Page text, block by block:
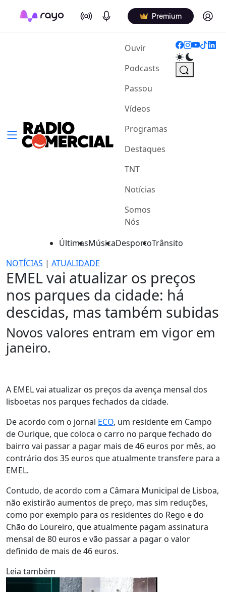
On Air Podcasts Premium Log in
Ouvir(current)
Podcasts
Passou
Vídeos
Programas
Destaques
TNT
Notícias
Somos
Nós
ÚltimasMúsicaDesportoTrânsito
NOTÍCIAS | ATUALIDADE
EMEL vai atualizar os preços
nos parques da cidade: há
descidas, mas também subidas
Novos valores entram em vigor em
janeiro.
A EMEL vai atualizar os preços da avença mensal dos
lisboetas nos parques fechados da cidade.
De acordo com o jornal ECO, um residente em Campo
de Ourique, que coloca o carro no parque fechado do
bairro vai passar a pagar mais de 46 euros por mês, ao
contrário dos 35 euros que atualmente transfere para a
EMEL.
Contudo, de acordo com a Câmara Municipal de Lisboa,
não existirão aumentos de preço, mas sim reduções,
como por exemplo para os residentes do Rego e do
Chão do Loureiro, que atualmente pagam assinatura
mensal de 80 euros e vão passar a pagar o valor
definido de mais de 46 euros.
Leia também